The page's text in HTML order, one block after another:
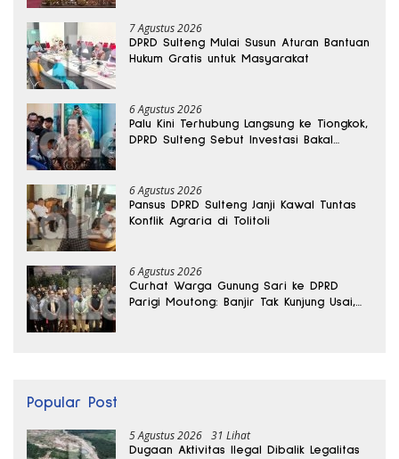
7 Agustus 2026
DPRD Sulteng Mulai Susun Aturan Bantuan
Hukum Gratis untuk Masyarakat
6 Agustus 2026
Palu Kini Terhubung Langsung ke Tiongkok,
DPRD Sulteng Sebut Investasi Bakal
6 Agustus 2026
Pansus DPRD Sulteng Janji Kawal Tuntas
Konflik Agraria di Tolitoli
6 Agustus 2026
Curhat Warga Gunung Sari ke DPRD
Parigi Moutong: Banjir Tak Kunjung Usai,
Popular Post
5 Agustus 2026 31 Lihat
Dugaan Aktivitas Ilegal Dibalik Legalitas